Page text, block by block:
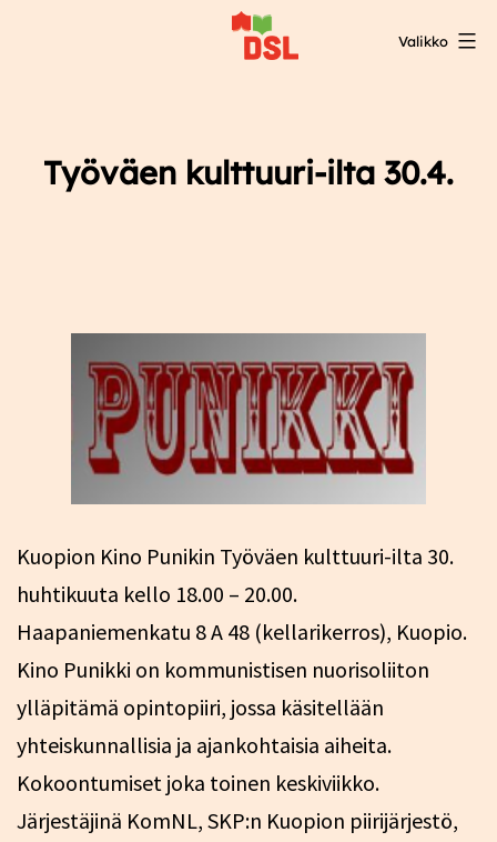
Valikko
Työväen kulttuuri-ilta 30.4.
Kuopion Kino Punikin Työväen kulttuuri-ilta 30.
huhtikuuta kello 18.00 – 20.00.
Haapaniemenkatu 8 A 48 (kellarikerros), Kuopio.
Kino Punikki on kommunistisen nuorisoliiton
ylläpitämä opintopiiri, jossa käsitellään
yhteiskunnallisia ja ajankohtaisia aiheita.
Kokoontumiset joka toinen keskiviikko.
Järjestäjinä KomNL, SKP:n Kuopion piirijärjestö,